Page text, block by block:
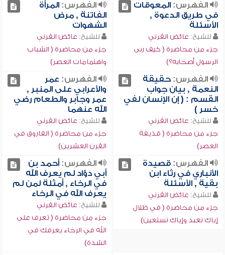
الفهرس:المعوقات
في طريق الدعوة ,
الأسئلة
للشيخ: عائض القرني
جزء من محاضرة ( كيف ربى
الرسول أصحابه؟)
الفهرس:المرأة
الفاتنة , مرض
الشهوات
للشيخ: عائض القرني
جزء من محاضرة ( الشباب
واهتمامات العصر)
الفهرس:حقيقة
النعمة , بيان جواب
القسم : ( إن الإنسان لفي
خسر )
للشيخ: عائض القرني
جزء من محاضرة ( قذيفة
العصر)
الفهرس: عمر
والأعرابي على المنبر ,
عمر وجابر والطعام رضي
الله عنهما
للشيخ: عائض القرني
جزء من محاضرة ( الفاروق في
القرن العشرين)
الفهرس:قصيدة
الأنباري في رثاء ابن
بقية , الأسئلة
للشيخ: عائض القرني
جزء من محاضرة ( في ظلال
إياك نعبد وإياك نستعين)
الفهرس:أحمد بن
أبي دؤاد لم يعرف الله
في الرخاء , أمثلة لمن لم
يعرف الله في الرخاء
للشيخ: عائض القرني
جزء من محاضرة ( تعرف على
الله في الرخاء يعرفك في
الشدة)